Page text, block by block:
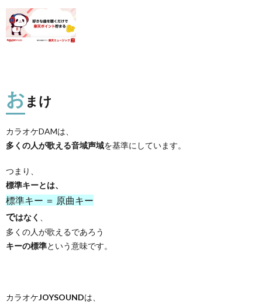
おまけ
カラオケDAMは、
多くの人が歌える音域声域を基準にしています。
つまり、
標準キーとは、
標準キー ＝ 原曲キー
ではなく
多くの人が歌えるであろう
キーの標準という意味です。
カラオケJOYSOUNDは、